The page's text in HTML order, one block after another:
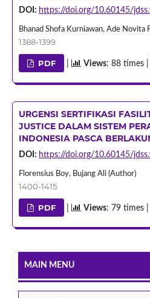
DOI: https://doi.org/10.60145/
Bhanad Shofa Kurniawan, Ade Novita
1388-1399
PDF Views: 88 times
URGENSI SERTIFIKASI
JUSTICE DALAM SISTEM
INDONESIA PASCA
DOI: https://doi.org/10.60145/
Florensius Boy, Bujang Ali (Author)
1400-1415
PDF Views: 79 times
MAIN MENU